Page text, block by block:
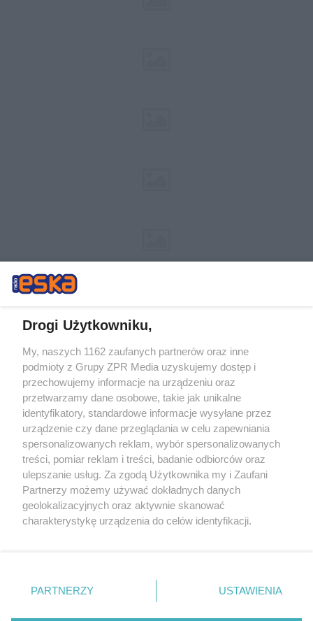
Żaden utwór zamieszczony w serwisie nie może być powielany i
rozpowszechniany lub dalej rozpowszechniany w jakikolwiek sposób (w
tym także elektroniczny lub mechaniczny) na jakimkolwiek polu
eksploatacji w jakiejkolwiek formie, włącznie z umieszczaniem w
Internecie bez pisemnej zgody właściciela praw. Jakiekolwiek użycie lub
wykorzystanie utworów w całości lub w części z naruszeniem prawa,
tzn. bez właściwej zgody, jest zabronione pod groźbą kary i może być
ścigane prawnie.
© 2026 Grupa ZPR Media
Drogi Użytkowniku,
My, naszych 1162 zaufanych partnerów oraz inne
podmioty z Grupy ZPR Media uzyskujemy dostęp i
przechowujemy informacje na urządzeniu oraz
przetwarzamy dane osobowe, takie jak unikalne
identyfikatory, standardowe informacje wysyłane przez
urządzenie czy dane przeglądania w celu zapewniania
spersonalizowanych reklam, wybór spersonalizowanych
treści, pomiar reklam i treści, badanie odbiorców oraz
ulepszanie usług. Za zgodą Użytkownika my i Zaufani
Partnerzy możemy używać dokładnych danych
geolokalizacyjnych oraz aktywnie skanować
charakterystykę urządzenia do celów identyfikacji.
zmienić/wycofać klikając przycisk ustawień prywatności
znajdujący się w lewym dolnym rogu strony
rodzaje przetwarzania danych nie wymagają zgody
PARTNERZY USTAWIENIA